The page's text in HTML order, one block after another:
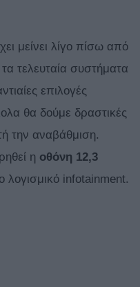
μείνει λίγο πίσω από
τελευταία συστήματα
επιλογές
θα δούμε δραστικές
την αναβάθμιση.
η οθόνη 12,3
λογισμικό infotainment.